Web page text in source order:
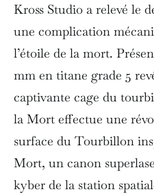
Kross Studio a relevé le
une complication
l’étoile de la mort.
mm en titane grade 5
captivante cage du
la Mort effectue une
surface du Tourbillon
Mort, un canon
kyber de la station